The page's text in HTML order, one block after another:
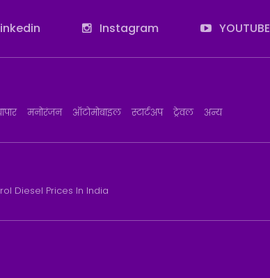
Instagram YOUTUBE
मनोरंजन ऑटोमोबाइल स्टार्टअप ट्रेवल अन्य
Diesel Prices In India